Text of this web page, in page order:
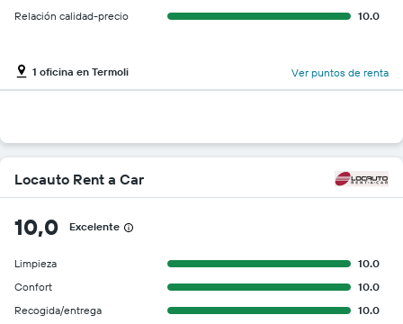
Relación calidad-precio
10.0
1 oficina en Termoli Ver puntos de renta
Locauto Rent a Car
10,0 Excelente
Limpieza
10.0
Confort
10.0
Recogida/entrega
10.0